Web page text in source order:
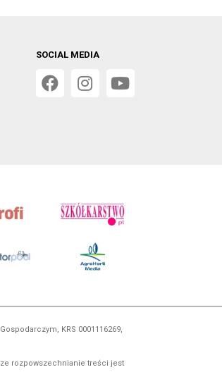
SOCIAL MEDIA
KRS 0001116269,
rozpowszechnianie treści jest